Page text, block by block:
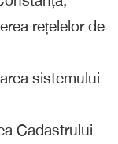
rețelelor de
sistemului
Cadastrului